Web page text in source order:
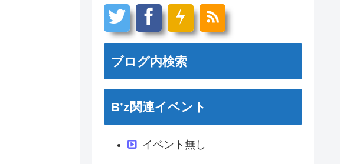
ブログ内検索
B’z関連イベント
イベント無し